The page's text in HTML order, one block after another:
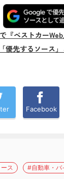
『ベストカー
「優先するソース
Facebook
ス #自動車・バ